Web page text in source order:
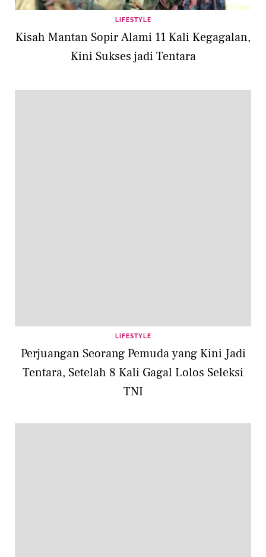
LIFESTYLE
Kisah Mantan Sopir Alami 11 Kali Kegagalan,
Kini Sukses jadi Tentara
LIFESTYLE
Perjuangan Seorang Pemuda yang Kini Jadi
Tentara, Setelah 8 Kali Gagal Lolos Seleksi
TNI